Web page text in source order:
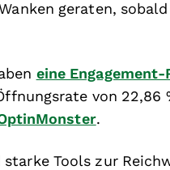
geraten,
eine
von 22,86
.
Tools zur